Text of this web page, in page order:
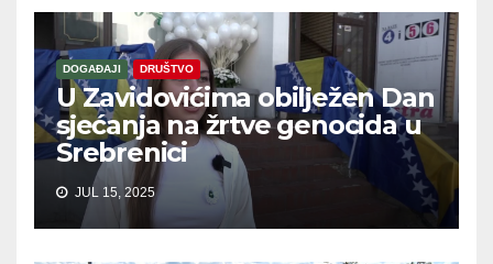
DOGAĐAJI DRUŠTVO
U Zavidovićima obilježen Dan
sjećanja na žrtve genocida u
Srebrenici
JUL 15, 2025